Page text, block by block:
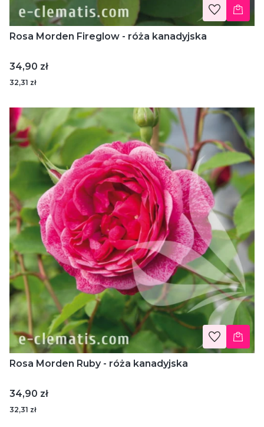
Rosa Morden Fireglow - róża kanadyjska
Cena
34,90 zł
32,31 zł
Rosa Morden Ruby - róża kanadyjska
Cena
34,90 zł
32,31 zł